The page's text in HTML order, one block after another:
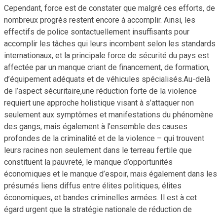
Cependant, force est de constater que malgré ces efforts, de
nombreux progrès restent encore à accomplir. Ainsi, les
effectifs de police sontactuellement insuffisants pour
accomplir les tâches qui leurs incombent selon les standards
internationaux, et la principale force de sécurité du pays est
affectée par un manque criant de financement, de formation,
d’équipement adéquats et de véhicules spécialisés.Au-delà
de l’aspect sécuritaire,une réduction forte de la violence
requiert une approche holistique visant à s’attaquer non
seulement aux symptômes et manifestations du phénomène
des gangs, mais également à l’ensemble des causes
profondes de la criminalité et de la violence – qui trouvent
leurs racines non seulement dans le terreau fertile que
constituent la pauvreté, le manque d’opportunités
économiques et le manque d’espoir, mais également dans les
présumés liens diffus entre élites politiques, élites
économiques, et bandes criminelles armées. Il est à cet
égard urgent que la stratégie nationale de réduction de